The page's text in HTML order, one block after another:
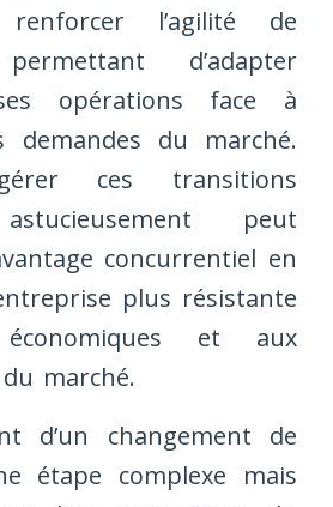
l’agilité de
d’adapter
opérations face à
demandes du marché.
ces transitions
peut
concurrentiel en
plus résistante
et aux
marché.
d’un changement de
étape complexe mais